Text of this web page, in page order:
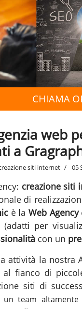
CHIAMA
web
a
siti internet 05
creazione siti
di
è laWeb Agency
(adatti per
con un
attività la nostra
fianco di
siti di
un team altamente